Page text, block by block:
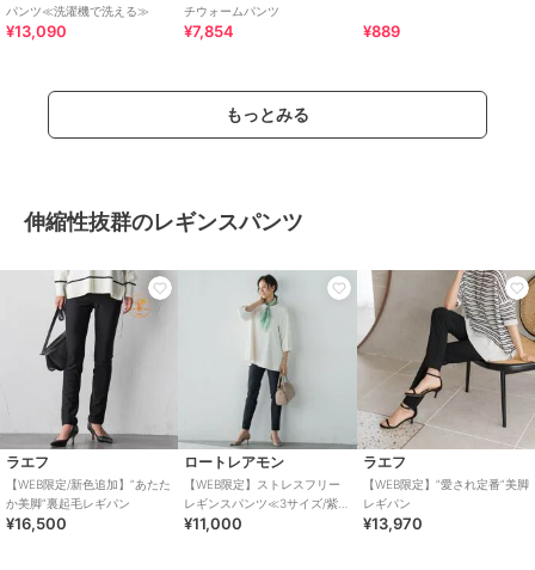
パンツ≪洗濯機で洗える≫
¥13,090
チウォームパンツ
¥7,854 ¥889
もっとみる
伸縮性抜群のレギンスパンツ
ラエフ
【WEB限定/新色追加】”あたた
か美脚”裏起毛レギパン
¥16,500
ロートレアモン
【WEB限定】ストレスフリー
レギンスパンツ≪3サイズ/紫外
線防止/接触冷感洗濯機で洗え
¥11,000
ラエフ
【WEB限定】”愛され定番”美脚
レギパン
¥13,970